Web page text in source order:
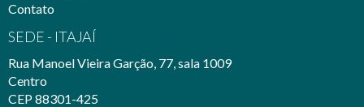
Contato
SEDE - ITAJAÍ
Rua Manoel Vieira Garção, 77, sala 1009
Centro
CEP 88301-425